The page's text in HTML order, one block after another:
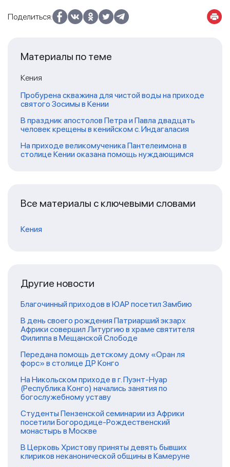
Поделиться:
Материалы по теме
Кения
Пробурена скважина для чистой воды на приходе
святого Зосимы в Кении
В праздник апостолов Петра и Павла двадцать
человек крещены в кенийском с. Индагаласия
На приходе великомученика Пантелеимона в
столице Кении оказана помощь нуждающимся
Все материалы с ключевыми словами
Кения
Другие новости
Благочинный приходов в ЮАР посетил Замбию
В день своего рождения Патриарший экзарх
Африки совершил Литургию в храме святителя
Филиппа в Мещанской Слободе
Передана помощь детскому дому «Оран ля
форс» в столице ДР Конго
На Никольском приходе в г. Пуэнт-Нуар
(Республика Конго) начались занятия по
богослужебному уставу
Студенты Пензенской семинарии из Африки
посетили Богородице-Рождественский
монастырь в Москве
В Церковь Христову приняты девять бывших
клириков неканонической общины в Камеруне